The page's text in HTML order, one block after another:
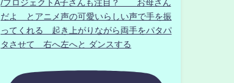
/プロジェクトA子さんも注目？ お母さん
だよ とアニメ声の可愛いらしい声で手を振
ってくれる 起き上がりながら両手をパタパ
タさせて 右へ左へと ダンスする